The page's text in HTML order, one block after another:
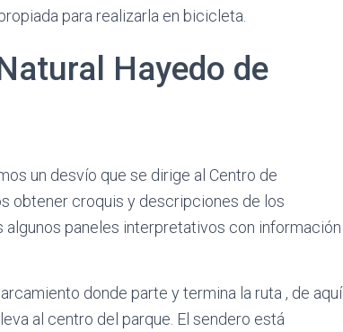
para realizarla en bicicleta.
Hayedo de
un desvío que se dirige al Centro de
obtener croquis y descripciones de los
paneles interpretativos con información
donde parte y termina la ruta , de aquí
al centro del parque. El sendero está